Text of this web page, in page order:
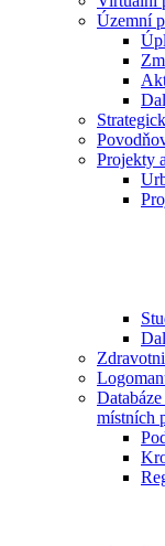
Územní
Projekty
místních